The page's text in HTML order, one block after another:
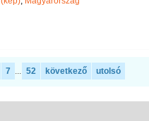
7 ... 52 következő utolsó